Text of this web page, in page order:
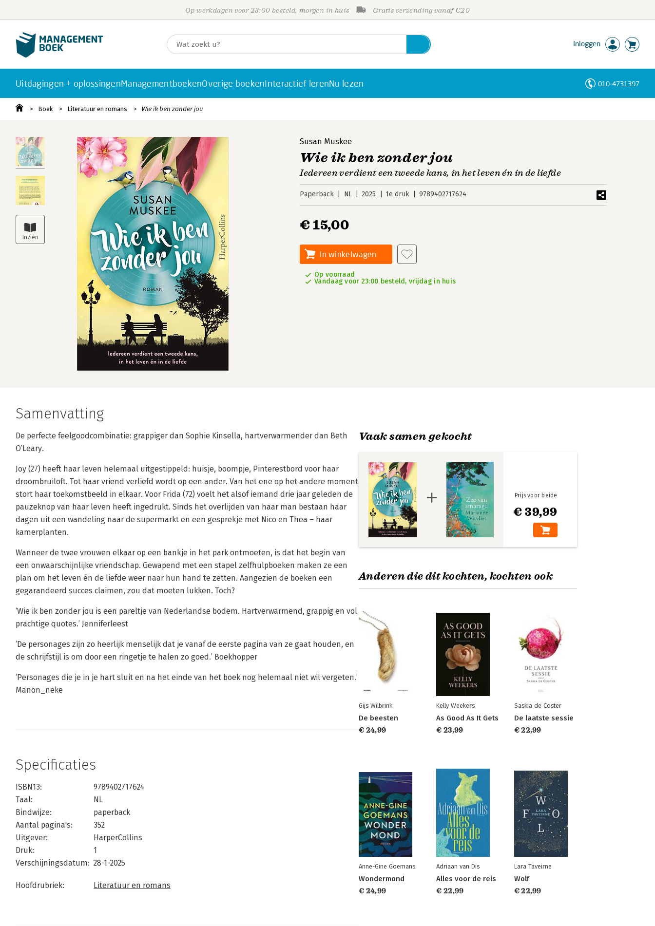
Op werkdagen voor 23:00 besteld, morgen in huis Gratis verzending vanaf €20
Inloggen
Uitdagingen + oplossingenManagementboekenOverige boekenInteractief lerenNu lezen 010-4731397
Boek Literatuur en romans Wie ik ben zonder jou
Susan Muskee
Wie ik ben zonder jou
Iedereen verdient een tweede kans, in het leven én in de liefde
Paperback NL 2025 1e druk 9789402717624
€ 15,00
In winkelwagen
Op voorraad
Vandaag voor 23:00 besteld, vrijdag in huis
Samenvatting
De perfecte feelgoodcombinatie: grappiger dan Sophie Kinsella, hartverwarmender dan Beth
O’Leary.
Joy (27) heeft haar leven helemaal uitgestippeld: huisje, boompje, Pinterestbord voor haar
droombruiloft. Tot haar vriend verliefd wordt op een ander. Van het ene op het andere moment
stort haar toekomstbeeld in elkaar. Voor Frida (72) voelt het alsof iemand drie jaar geleden de
pauzeknop van haar leven heeft ingedrukt. Sinds het overlijden van haar man bestaan haar
dagen uit een wandeling naar de supermarkt en een gesprekje met Nico en Thea – haar
kamerplanten.
Wanneer de twee vrouwen elkaar op een bankje in het park ontmoeten, is dat het begin van
een onwaarschijnlijke vriendschap. Gewapend met een stapel zelfhulpboeken maken ze een
plan om het leven én de liefde weer naar hun hand te zetten. Aangezien de boeken een
gegarandeerd succes claimen, zou dat moeten lukken. Toch?
‘Wie ik ben zonder jou is een pareltje van Nederlandse bodem. Hartverwarmend, grappig en vol
prachtige quotes.’ Jenniferleest
‘De personages zijn zo heerlijk menselijk dat je vanaf de eerste pagina van ze gaat houden, en
de schrijfstijl is om door een ringetje te halen zo goed.’ Boekhopper
‘Personages die je in je hart sluit en na het einde van het boek nog helemaal niet wil vergeten.’
Manon_neke
Specificaties
ISBN13:
9789402717624
Taal:
NL
Bindwijze:
paperback
Aantal pagina's:
352
Uitgever:
HarperCollins
Druk:
1
Verschijningsdatum: 28-1-2025
Hoofdrubriek: Literatuur en romans
Vaak samen gekocht
€ 39,99
Prijs voor beide
Anderen die dit kochten, kochten ook
Gijs Wilbrink
De beesten
€ 24,99
Kelly Weekers
As Good As It Gets
€ 23,99
Saskia de Coster
De laatste sessie
€ 22,99
Anne-Gine Goemans
Wondermond
€ 24,99
Adriaan van Dis
Alles voor de reis
€ 22,99
Lara Taveirne
Wolf
€ 22,99
Personen